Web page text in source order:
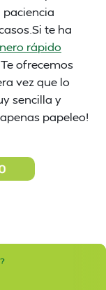
paciencia
te ha
rápido
ofrecemos
vez que lo
sencilla y
papeleo!